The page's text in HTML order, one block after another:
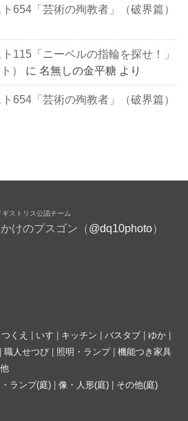
654「芸術の殉教者」（破界篇）
115「ニーベルの指輪を探せ！」
）
に名無しの金平糖 より
654「芸術の殉教者」（破界篇）
ギストリス公認チーム
けのプスゴン（@dq10photo）
つくえ いす キッチン バスタブ| ゆか|
職人せつび| 照明・ランプ| 機能つき家具
ランプ(庭)| 像・人形(庭) その他(庭)